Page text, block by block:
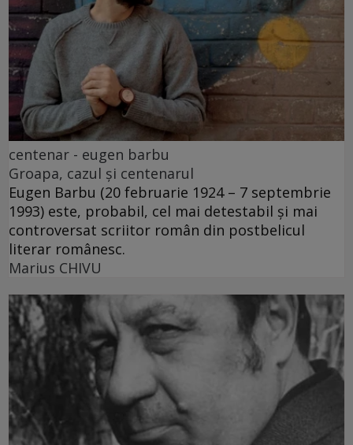
centenar - eugen barbu
Groapa, cazul și centenarul
Eugen Barbu (20 februarie 1924 – 7 septembrie
1993) este, probabil, cel mai detestabil și mai
controversat scriitor român din postbelicul
literar românesc.
Marius CHIVU